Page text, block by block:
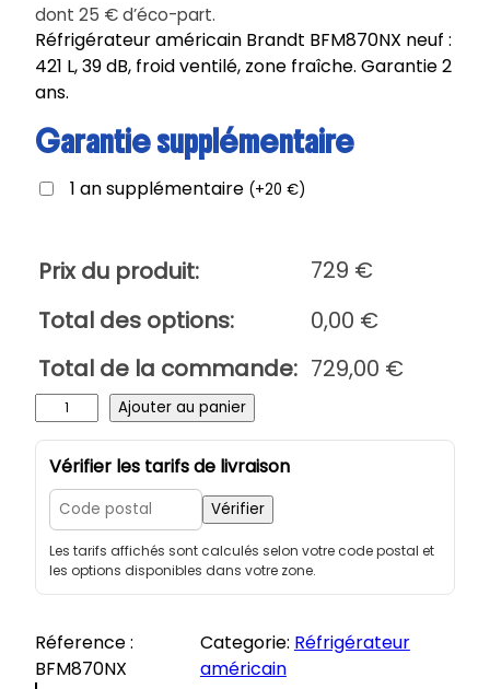
dont 25 €d’éco-part.
Réfrigérateur américain Brandt BFM870NX neuf :
421 L, 39 dB, froid ventilé, zone fraîche. Garantie 2
ans.
Garantie supplémentaire
1 an supplémentaire (+20 €)
Prix du produit: 729 €
Total des options:
0,00 €
Total de la commande: 729,00 €
é
e
B
Ajouter au panier
Vérifier les tarifs de livraison
Vérifier
Les tarifs affichés sont calculés selon votre code postal et
les options disponibles dans votre zone.
Réference :
BFM870NX
Categorie: Réfrigérateur
américain